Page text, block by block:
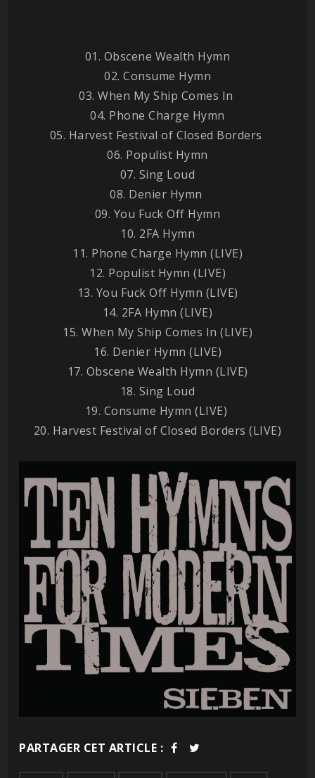
01. Obscene Wealth Hymn
02. Consume Hymn
03. When My Ship Comes In
04. Phone Charge Hymn
05. Harvest Festival of Closed Borders
06. Populist Hymn
07. Sing Loud
08. Denier Hymn
09. You Fuck Off Hymn
10. 2FA Hymn
11. Phone Charge Hymn (LIVE)
12. Populist Hymn (LIVE)
13. You Fuck Off Hymn (LIVE)
14. 2FA Hymn (LIVE)
15. When My Ship Comes In (LIVE)
16. Denier Hymn (LIVE)
17. Obscene Wealth Hymn (LIVE)
18. Sing Loud
19. Consume Hymn (LIVE)
20. Harvest Festival of Closed Borders (LIVE)
PARTAGER CET ARTICLE :